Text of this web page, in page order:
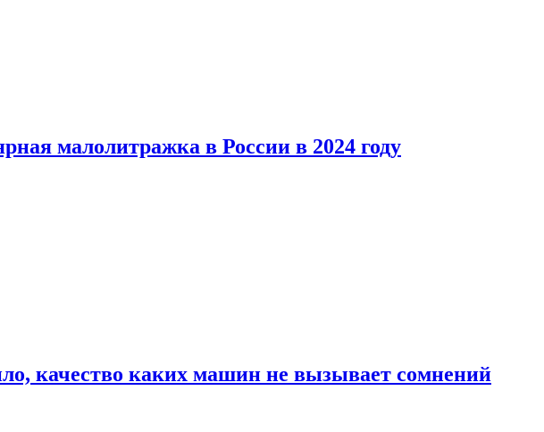
малолитражка в России в 2024 году
качество каких машин не вызывает сомнений